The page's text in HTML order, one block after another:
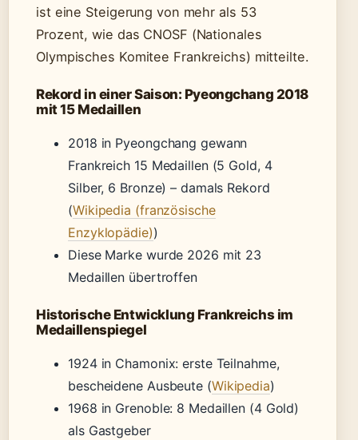
ist eine Steigerung von mehr als 53
Prozent, wie das CNOSF (Nationales
Olympisches Komitee Frankreichs) mitteilte.
Rekord in einer Saison: Pyeongchang 2018
mit 15 Medaillen
2018 in Pyeongchang gewann
Frankreich 15 Medaillen (5 Gold, 4
Silber, 6 Bronze) – damals Rekord
(Wikipedia (französische
Enzyklopädie))
Diese Marke wurde 2026 mit 23
Medaillen übertroffen
Historische Entwicklung Frankreichs im
Medaillenspiegel
1924 in Chamonix: erste Teilnahme,
bescheidene Ausbeute (Wikipedia)
1968 in Grenoble: 8 Medaillen (4 Gold)
als Gastgeber